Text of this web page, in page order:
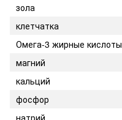
зола
клетчатка
Омега-3 жирные кислоты
магний
кальций
фосфор
натрий